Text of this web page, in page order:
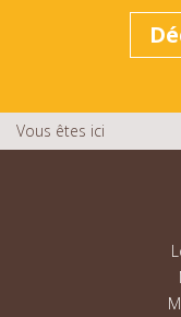
Vous êtes ici